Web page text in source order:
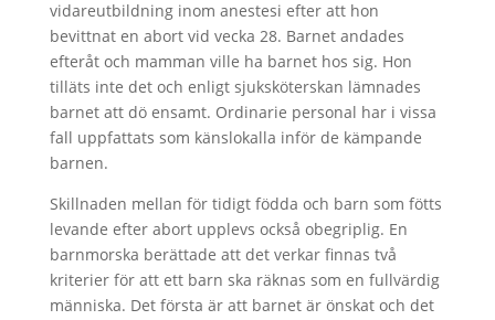
vidareutbildning inom anestesi efter att hon
bevittnat en abort vid vecka 28. Barnet andades
efteråt och mamman ville ha barnet hos sig. Hon
tilläts inte det och enligt sjuksköterskan lämnades
barnet att dö ensamt. Ordinarie personal har i vissa
fall uppfattats som känslokalla inför de kämpande
barnen.
Skillnaden mellan för tidigt födda och barn som fötts
levande efter abort upplevs också obegriplig. En
barnmorska berättade att det verkar finnas två
kriterier för att ett barn ska räknas som en fullvärdig
människa. Det första är att barnet är önskat och det